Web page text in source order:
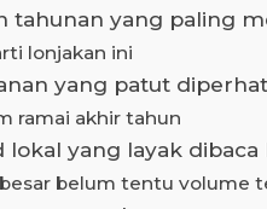
tahunan yang paling
lonjakan ini
yang patut
ramai akhir tahun
lokal yang layak dibaca
belum tentu volume